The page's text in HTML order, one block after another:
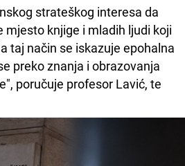
strateškog interesa da
mjesto knjige i mladih ljudi koji
taj način se iskazuje epohalna
preko znanja i obrazovanja
poručuje profesor Lavić, te